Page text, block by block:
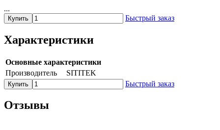
...
Купить Быстрый заказ
Характеристики
Основные характеристики
Производитель
SITITEK
Купить Быстрый заказ
Отзывы